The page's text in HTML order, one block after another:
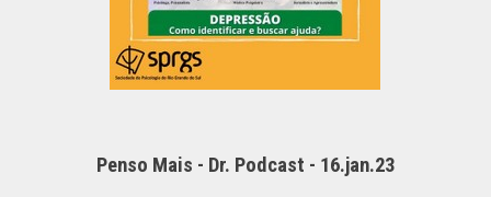
Penso Mais - Dr. Podcast - 16.jan.23